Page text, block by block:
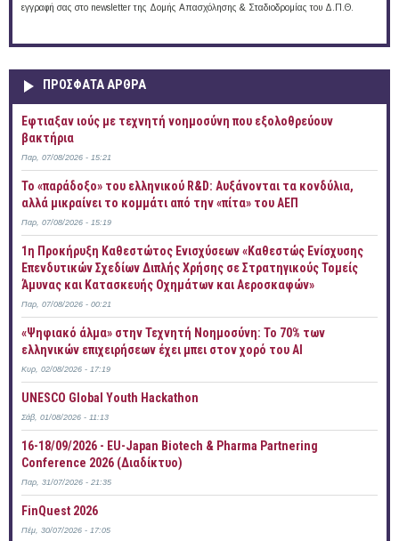
εγγραφή σας στο newsletter της Δομής Απασχόλησης & Σταδιοδρομίας του Δ.Π.Θ.
ΠΡOΣΦΑΤΑ AΡΘΡΑ
Έφτιαξαν ιούς με τεχνητή νοημοσύνη που εξολοθρεύουν
βακτήρια
Παρ, 07/08/2026 - 15:21
Το «παράδοξο» του ελληνικού R&D: Αυξάνονται τα κονδύλια,
αλλά μικραίνει το κομμάτι από την «πίτα» του ΑΕΠ
Παρ, 07/08/2026 - 15:19
1η Προκήρυξη Καθεστώτος Ενισχύσεων «Καθεστώς Ενίσχυσης
Επενδυτικών Σχεδίων Διπλής Χρήσης σε Στρατηγικούς Τομείς
Άμυνας και Κατασκευής Οχημάτων και Αεροσκαφών»
Παρ, 07/08/2026 - 00:21
«Ψηφιακό άλμα» στην Τεχνητή Νοημοσύνη: Το 70% των
ελληνικών επιχειρήσεων έχει μπει στον χορό του AI
Κυρ, 02/08/2026 - 17:19
UNESCO Global Youth Hackathon
Σάβ, 01/08/2026 - 11:13
16-18/09/2026 - EU-Japan Biotech & Pharma Partnering
Conference 2026 (Διαδίκτυο)
Παρ, 31/07/2026 - 21:35
FinQuest 2026
Πέμ, 30/07/2026 - 17:05